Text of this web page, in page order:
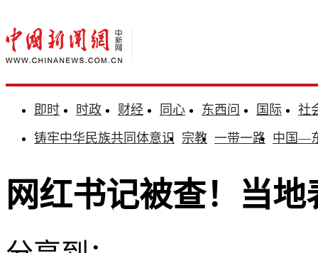
即时 时政 财经 同心 东西问 国际
社
铸牢中华民族共同体意识 宗教 一带一路 中国—
网红书记被查！当地